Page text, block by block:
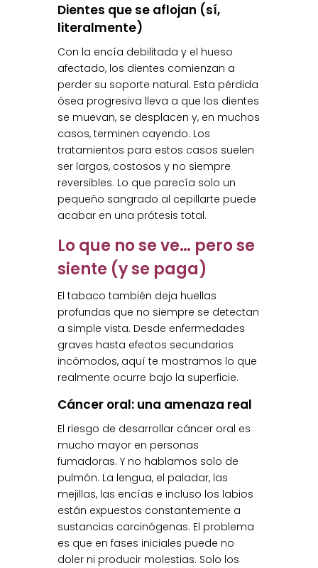
Dientes que se aflojan (sí,
literalmente)
Con la encía debilitada y el hueso
afectado, los dientes comienzan a
perder su soporte natural. Esta pérdida
ósea progresiva lleva a que los dientes
se muevan, se desplacen y, en muchos
casos, terminen cayendo. Los
tratamientos para estos casos suelen
ser largos, costosos y no siempre
reversibles. Lo que parecía solo un
pequeño sangrado al cepillarte puede
acabar en una prótesis total.
Lo que no se ve… pero se
siente (y se paga)
El tabaco también deja huellas
profundas que no siempre se detectan
a simple vista. Desde enfermedades
graves hasta efectos secundarios
incómodos, aquí te mostramos lo que
realmente ocurre bajo la superficie.
Cáncer oral: una amenaza real
El riesgo de desarrollar cáncer oral es
mucho mayor en personas
fumadoras. Y no hablamos solo de
pulmón. La lengua, el paladar, las
mejillas, las encías e incluso los labios
están expuestos constantemente a
sustancias carcinógenas. El problema
es que en fases iniciales puede no
doler ni producir molestias. Solo los